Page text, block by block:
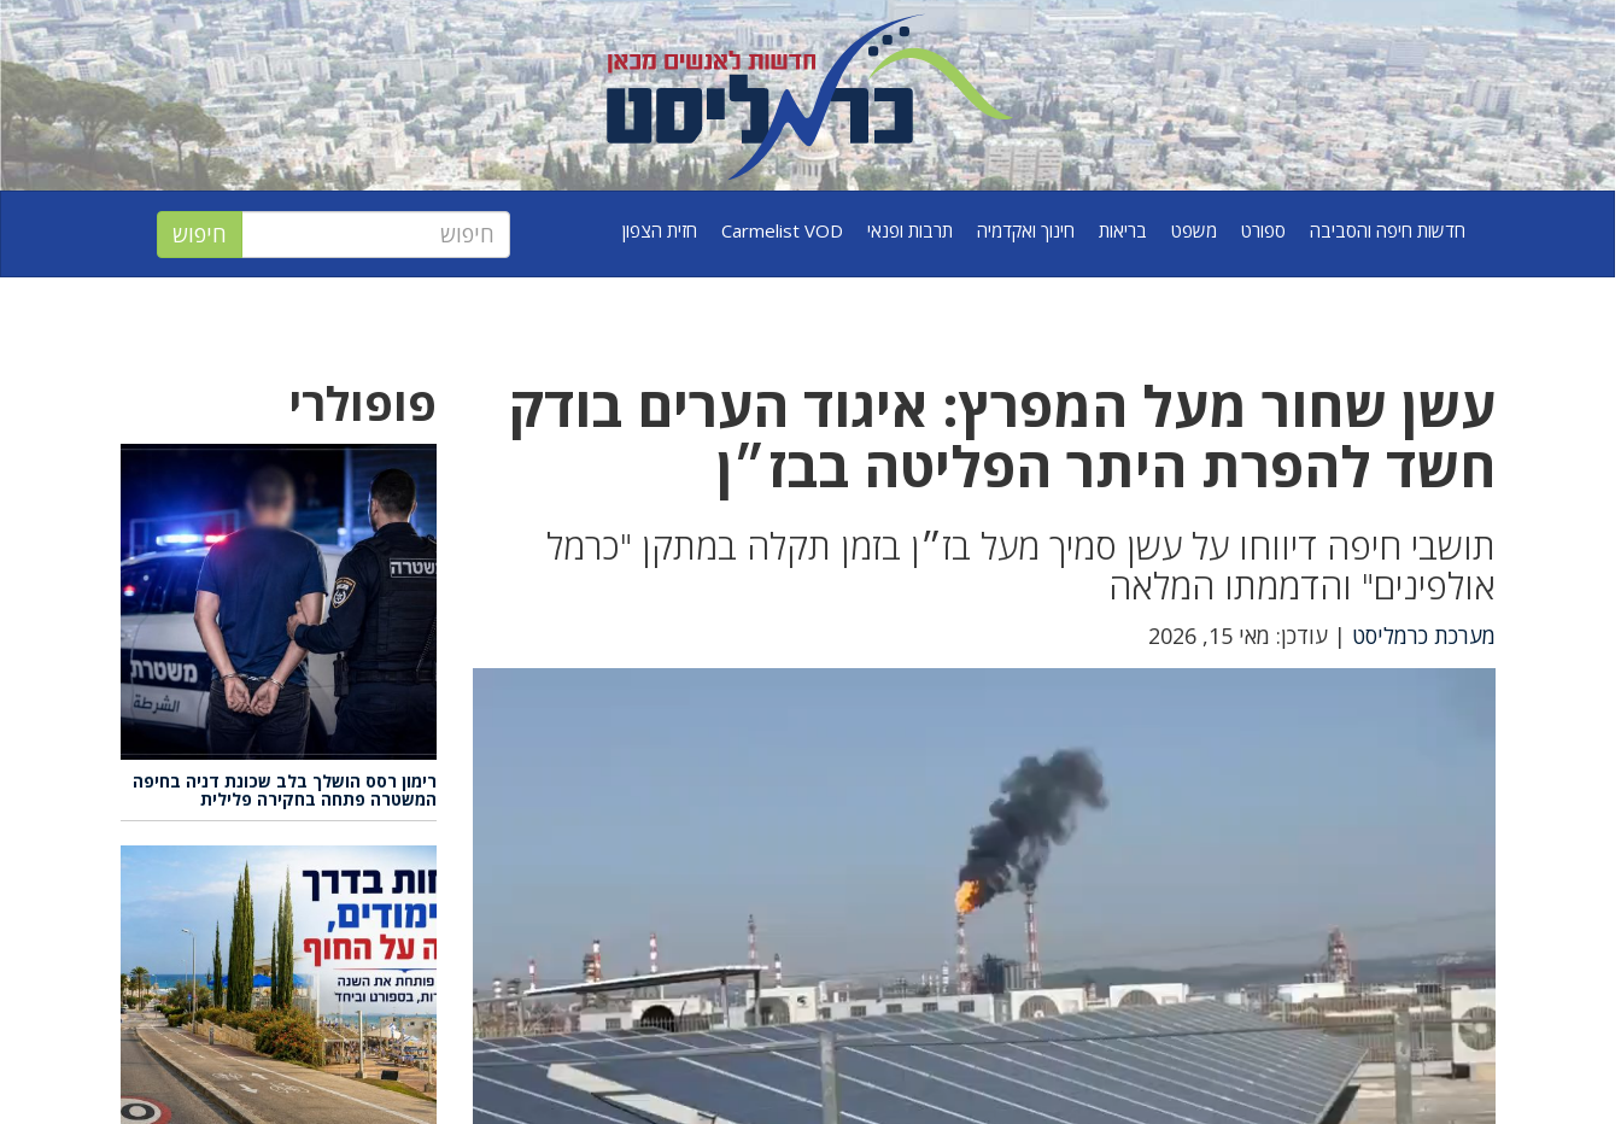
חדשות חיפה והסביבה ספורט משפט בריאות חינוך ואקדמיה תרבות ופנאי Carmelist VOD חזית הצפון
עשן שחור מעל המפרץ: איגוד הערים בודק
חשד להפרת היתר הפליטה בבז״ן
תושבי חיפה דיווחו על עשן סמיך מעל בז״ן בזמן תקלה במתקן "כרמל
אולפינים" והדממתו המלאה
מערכת כרמליסט | עודכן: מאי 15, 2026
פופולרי
רימון רסס הושלך בלב שכונת דניה בחיפה
המשטרה פתחה בחקירה פלילית